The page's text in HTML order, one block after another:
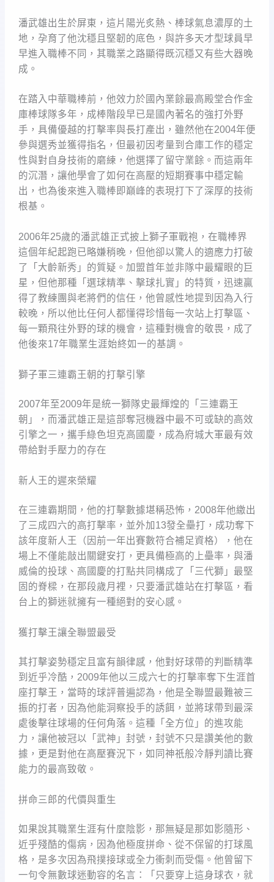
潘武雄出生於屏東，這片陽光炙熱、棒球氣息濃厚的土
地，孕育了他沈穩且堅韌的底色，與許多天才型球員早
早進入職棒不同，其職業之路顯得既沉穩又有些大器晚
成。
在踏入中華職棒前，他效力於國內業餘最高殿堂合作金
庫棒球隊多年，成棒階段早已是國內著名的強打外野
手，具備優越的打擊率與長打產出，雖然他在2004年便
參與選秀並獲得指名，但最初因考量到合庫工作的穩定
性與對自身技術的磨練，他選擇了留守業餘。而這兩年
的沉潛，讓他學會了如何在高壓的短期賽事中穩定輸
出，也為後來進入職棒即巔峰的表現打下了深厚的技術
根基。
2006年25歲的潘武雄正式披上獅子軍戰袍，在職棒界
這個年紀起跑已略嫌稍晚，但他卻以驚人的適應力打破
了「大齡新秀」的質疑。加盟首年並非隊中最耀眼的巨
星，但他那種「選球精準、擊球扎實」的特質，迅速贏
得了教練團與老將們的信任，他曾感性地提到因為入行
較晚，所以他比任何人都懂得珍惜每一次站上打擊區、
每一顆飛往外野的球的機會，這種對機會的敬畏，成了
他後來17年職業生涯始終如一的基調。
獅子軍三連霸王朝的打擊引擎
2007年至2009年是統一獅隊史最輝煌的「三連霸王
朝」，而潘武雄正是這部奪冠機器中最不可或缺的高效
引擎之一，攜手綠色坦克高國慶，成為府城大軍最有效
帶給對手壓力的存在
新人王的遲來榮耀
在三連霸期間，他的打擊數據堪稱恐怖，2008年他繳出
了三成四六的高打擊率，並外加13發全壘打，成功奪下
該年度新人王（因前一年出賽數符合補足資格），他在
場上不僅能敲出關鍵安打，更具備極高的上壘率，與潘
威倫的投球、高國慶的打點共同構成了「三代獅」最堅
固的脊樑，在那段歲月裡，只要潘武雄站在打擊區，看
台上的獅迷就擁有一種絕對的安心感。
獲打擊王讓全聯盟最受
其打擊姿勢穩定且富有韻律感，他對好球帶的判斷精準
到近乎冷酷，2009年他以三成六七的打擊率奪下生涯首
座打擊王，當時的球評普遍認為，他是全聯盟最難被三
振的打者，因為他能洞察投手的誘餌，並將球帶到最深
處後擊往球場的任何角落。這種「全方位」的進攻能
力，讓他被冠以「武神」封號，封號不只是讚美他的數
據，更是對他在高壓賽況下，如同神祇般冷靜判讀比賽
能力的最高致敬。
拼命三郎的代價與重生
如果說其職業生涯有什麼陰影，那無疑是那如影隨形、
近乎殘酷的傷病，因為他極度拼命、從不保留的打球風
格，是多次因為飛撲接球或全力衝刺而受傷。他曾留下
一句令無數球迷動容的名言：「只要穿上這身球衣，就